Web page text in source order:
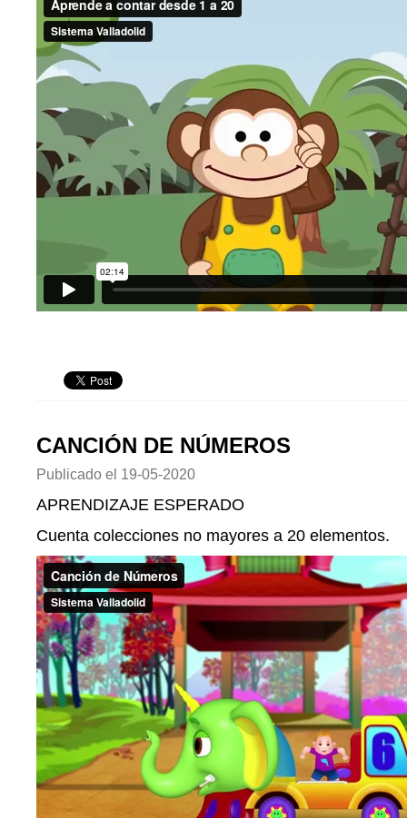
CANCIÓN DE NÚMEROS
Publicado el 19-05-2020
APRENDIZAJE ESPERADO
Cuenta colecciones no mayores a 20 elementos.